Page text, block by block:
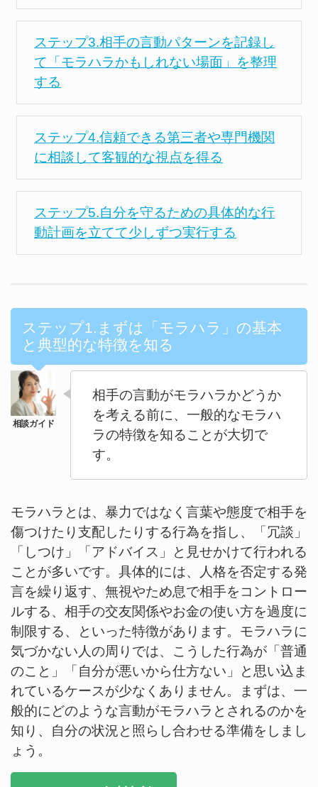
ステップ3.相手の言動パターンを記録し
て「モラハラかもしれない場面」を整理
する
ステップ4.信頼できる第三者や専門機関
に相談して客観的な視点を得る
ステップ5.自分を守るための具体的な行
動計画を立てて少しずつ実行する
ステップ1.まずは「モラハラ」の基本
と典型的な特徴を知る
相手の言動がモラハラかどうか
を考える前に、一般的なモラハ
ラの特徴を知ることが大切で
す。
モラハラとは、暴力ではなく言葉や態度で相手を
傷つけたり支配したりする行為を指し、「冗談」
「しつけ」「アドバイス」と見せかけて行われる
ことが多いです。具体的には、人格を否定する発
言を繰り返す、無視やため息で相手をコントロー
ルする、相手の交友関係やお金の使い方を過度に
制限する、といった特徴があります。モラハラに
気づかない人の周りでは、こうした行為が「普通
のこと」「自分が悪いから仕方ない」と思い込ま
れているケースが少なくありません。まずは、一
般的にどのような言動がモラハラとされるのかを
知り、自分の状況と照らし合わせる準備をしまし
ょう。